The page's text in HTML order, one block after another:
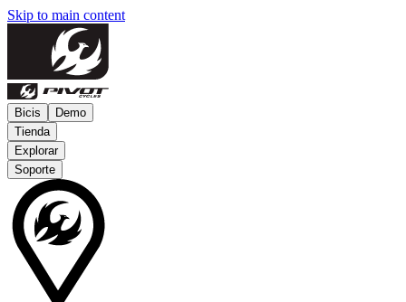
Skip to main content
Bicis
Demo
Tienda
Explorar
Soporte